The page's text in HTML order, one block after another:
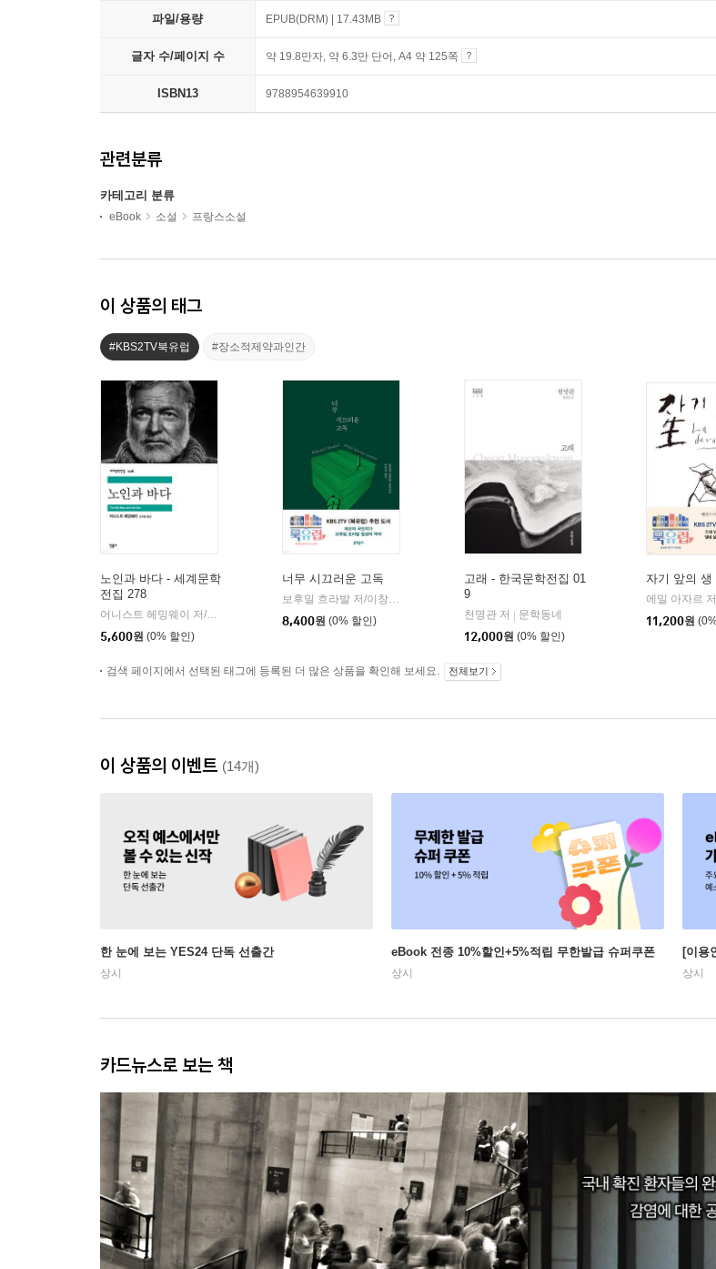
파일/용량 EPUB(DRM) | 17.43MB
글자 수/페이지 수 약 19.8만자, 약 6.3만 단어, A4 약 125쪽
ISBN13 9788954639910
관련분류
카테고리 분류
eBook 소설 프랑스소설
이 상품의 태그
#KBS2TV북유럽 #장소적제약과인간
노인과 바다 - 세계문학
전집 278
민음사
5,600원 (0% 할인)
너무 시끄러운 고독
8,400원 (0% 할인)
고래 - 한국문학전집 01
9
천명관 저 | 문학동네
12,000원 (0% 할인)
자기 앞의 생
11,200원
검색 페이지에서 선택된 태그에 등록된 더 많은 상품을 확인해 보세요. 전체보기
이 상품의 이벤트 (14개)
한 눈에 보는 YES24 단독 선출간
상시
eBook 전종 10%할인+5%적립 무한발급 슈퍼쿠폰
상시
[이용
상시
카드뉴스로 보는 책